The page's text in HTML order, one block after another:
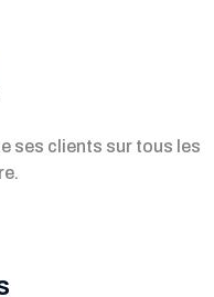
ses clients sur tous les